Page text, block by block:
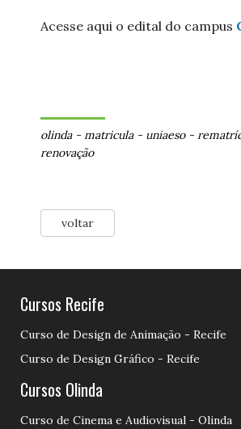
Acesse aqui o edital do campus
olinda- matricula- uniaeso-
renovação
voltar
Cursos Recife
Curso de Design de Animação - Recife
Curso de Design Gráfico - Recife
Cursos Olinda
Curso de Cinema e Audiovisual - Olinda